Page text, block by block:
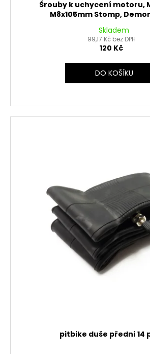
Šrouby k uchycení motoru,
M8x105mm Stomp,
Skladem
99,17 Kč bez DPH
120 Kč
DO KOŠÍKU
pitbike duše přední 14